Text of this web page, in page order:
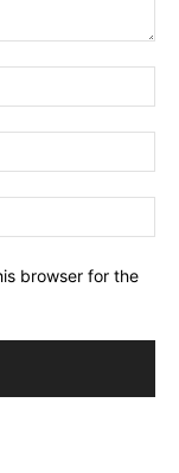
browser for the